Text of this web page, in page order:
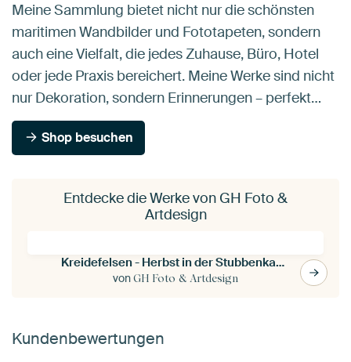
Meine Sammlung bietet nicht nur die schönsten
maritimen Wandbilder und Fototapeten, sondern
auch eine Vielfalt, die jedes Zuhause, Büro, Hotel
oder jede Praxis bereichert. Meine Werke sind nicht
nur Dekoration, sondern Erinnerungen – perfekt…
Shop besuchen
Entdecke die Werke von GH Foto &
Artdesign
Kreidefelsen - Herbst in der Stubbenkammer
vonGH Foto & Artdesign
Kundenbewertungen